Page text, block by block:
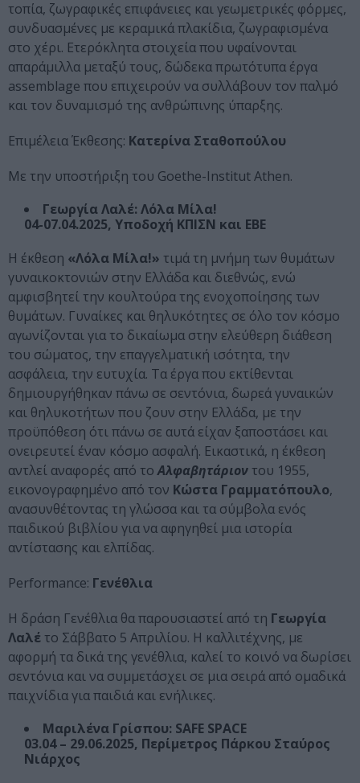
τοπία, ζωγραφικές επιφάνειες και γεωμετρικές φόρμες,
συνδυασμένες με κεραμικά πλακίδια, ζωγραφισμένα
στο χέρι. Ετερόκλητα στοιχεία που υφαίνονται
απαράμιλλα μεταξύ τους, δώδεκα πρωτότυπα έργα
assemblage που επιχειρούν να συλλάβουν τον παλμό
και τον δυναμισμό της ανθρώπινης ύπαρξης.
Επιμέλεια Έκθεσης: Κατερίνα Σταθοπούλου
Με την υποστήριξη του Goethe-Institut Athen.
Γεωργία Λαλέ: Λόλα Μίλα!
04-07.04.2025, Υποδοχή ΚΠΙΣΝ και ΕΒΕ
Η έκθεση «Λόλα Μίλα!» τιμά τη μνήμη των θυμάτων
γυναικοκτονιών στην Ελλάδα και διεθνώς, ενώ
αμφισβητεί την κουλτούρα της ενοχοποίησης των
θυμάτων. Γυναίκες και θηλυκότητες σε όλο τον κόσμο
αγωνίζονται για το δικαίωμα στην ελεύθερη διάθεση
του σώματος, την επαγγελματική ισότητα, την
ασφάλεια, την ευτυχία. Τα έργα που εκτίθενται
δημιουργήθηκαν πάνω σε σεντόνια, δωρεά γυναικών
και θηλυκοτήτων που ζουν στην Ελλάδα, με την
προϋπόθεση ότι πάνω σε αυτά είχαν ξαποστάσει και
ονειρευτεί έναν κόσμο ασφαλή. Εικαστικά, η έκθεση
αντλεί αναφορές από τοΑλφαβητάριον του 1955,
εικονογραφημένο από τον Κώστα Γραμματόπουλο,
ανασυνθέτοντας τη γλώσσα και τα σύμβολα ενός
παιδικού βιβλίου για να αφηγηθεί μια ιστορία
αντίστασης και ελπίδας.
Performance: Γενέθλια
Η δράση Γενέθλια θα παρουσιαστεί από τη Γεωργία
Λαλέ το Σάββατο 5 Απριλίου. Η καλλιτέχνης, με
αφορμή τα δικά της γενέθλια, καλεί το κοινό να δωρίσει
σεντόνια και να συμμετάσχει σε μια σειρά από ομαδικά
παιχνίδια για παιδιά και ενήλικες.
Μαριλένα Γρίσπου: SAFE SPACE
03.04 – 29.06.2025, Περίμετρος Πάρκου Σταύρος
Νιάρχος